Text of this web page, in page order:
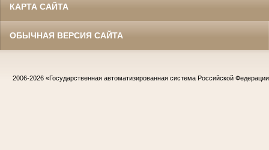
КАРТА САЙТА
ОБЫЧНАЯ ВЕРСИЯ САЙТА
2006-2026 «Государственная автоматизированная система Российской